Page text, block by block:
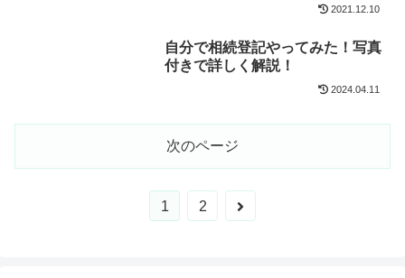
2021.12.10
自分で相続登記やってみた！写真
付きで詳しく解説！
2024.04.11
次のページ
1 2
次